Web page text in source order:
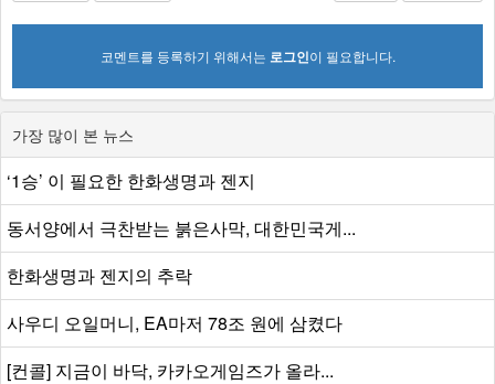
코멘트를 등록하기 위해서는 로그인이 필요합니다.
가장 많이 본 뉴스
‘1승’ 이 필요한 한화생명과 젠지
동서양에서 극찬받는 붉은사막, 대한민국게...
한화생명과 젠지의 추락
사우디 오일머니, EA마저 78조 원에 삼켰다
[컨콜] 지금이 바닥, 카카오게임즈가 올라...